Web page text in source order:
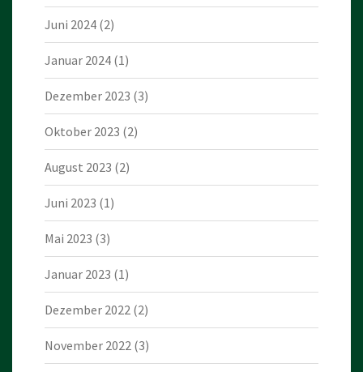
Juni 2024 (2)
Januar 2024 (1)
Dezember 2023 (3)
Oktober 2023 (2)
August 2023 (2)
Juni 2023 (1)
Mai 2023 (3)
Januar 2023 (1)
Dezember 2022 (2)
November 2022 (3)